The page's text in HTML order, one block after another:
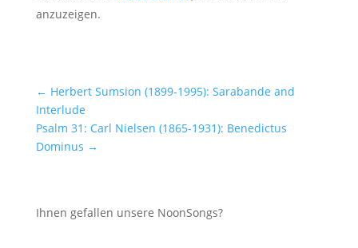
anzuzeigen.
← Herbert Sumsion (1899-1995): Sarabande and
Interlude
Psalm 31: Carl Nielsen (1865-1931): Benedictus
Dominus →
Ihnen gefallen unsere NoonSongs?